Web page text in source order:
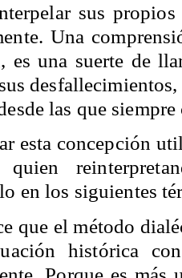
sus
Una
es una suerte de
las que
esta concepción
quien
en los siguientes
que el método
histórica